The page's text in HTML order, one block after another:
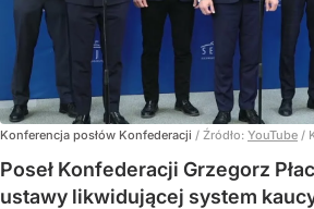
Konferencja posłów Konfederacji / Źródło: YouTube /
Poseł Konfederacji Grzegorz
ustawy likwidującej system